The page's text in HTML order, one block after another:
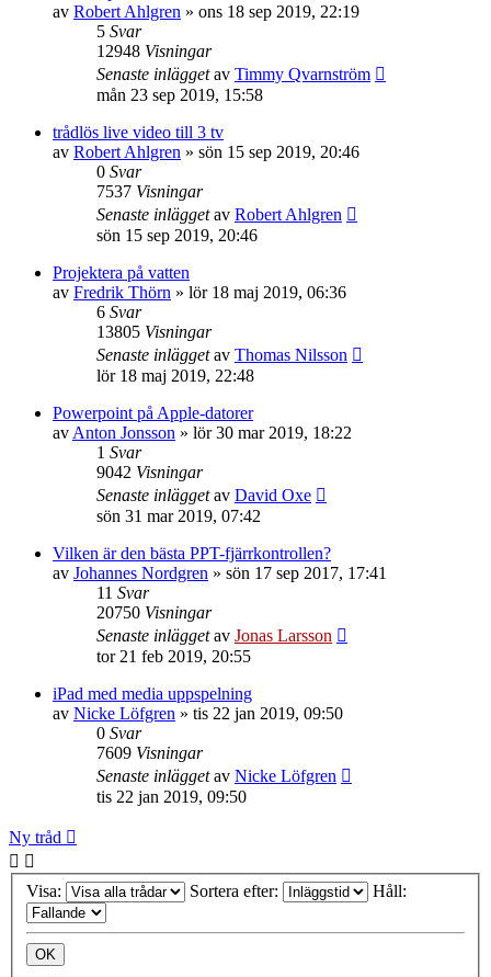
av Robert Ahlgren » ons 18 sep 2019, 22:19
5 Svar
12948 Visningar
Senaste inläggetav Timmy Qvarnström
mån 23 sep 2019, 15:58
trådlös live video till 3 tv
av Robert Ahlgren » sön 15 sep 2019, 20:46
0 Svar
7537 Visningar
Senaste inläggetav Robert Ahlgren
sön 15 sep 2019, 20:46
Projektera på vatten
av Fredrik Thörn » lör 18 maj 2019, 06:36
6 Svar
13805 Visningar
Senaste inläggetav Thomas Nilsson
lör 18 maj 2019, 22:48
Powerpoint på Apple-datorer
av Anton Jonsson » lör 30 mar 2019, 18:22
1 Svar
9042 Visningar
Senaste inläggetav David Oxe
sön 31 mar 2019, 07:42
Vilken är den bästa PPT-fjärrkontrollen?
av Johannes Nordgren » sön 17 sep 2017, 17:41
11 Svar
20750 Visningar
Senaste inläggetav Jonas Larsson
tor 21 feb 2019, 20:55
iPad med media uppspelning
av Nicke Löfgren » tis 22 jan 2019, 09:50
0 Svar
7609 Visningar
Senaste inläggetav Nicke Löfgren
tis 22 jan 2019, 09:50
Ny tråd
Visa: Sortera efter: Håll: